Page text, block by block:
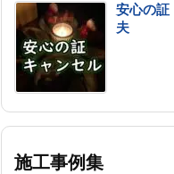
安心の証
夫
施工事例集